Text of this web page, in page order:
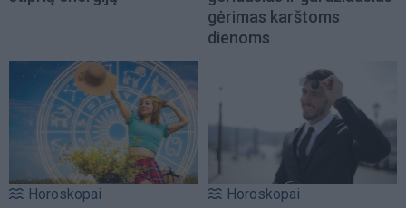
gėrimas karštoms
dienoms
Horoskopai Horoskopai